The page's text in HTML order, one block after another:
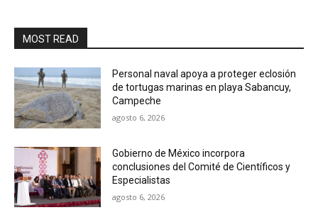
MOST READ
Personal naval apoya a proteger eclosión
de tortugas marinas en playa Sabancuy,
Campeche
agosto 6, 2026
Gobierno de México incorpora
conclusiones del Comité de Científicos y
Especialistas
agosto 6, 2026